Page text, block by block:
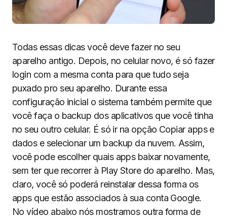
Todas essas dicas você deve fazer no seu
aparelho antigo. Depois, no celular novo, é só fazer
login com a mesma conta para que tudo seja
puxado pro seu aparelho. Durante essa
configuração inicial o sistema também permite que
você faça o backup dos aplicativos que você tinha
no seu outro celular. É só ir na opção Copiar apps e
dados e selecionar um backup da nuvem. Assim,
você pode escolher quais apps baixar novamente,
sem ter que recorrer à Play Store do aparelho. Mas,
claro, você só poderá reinstalar dessa forma os
apps que estão associados à sua conta Google.
No vídeo abaixo nós mostramos outra forma de